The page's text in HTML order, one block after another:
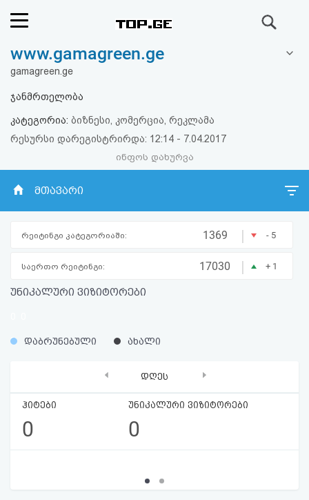
რეიტინგი
ფოსტა
პასუხი
პაროლის
სალიცენზიო
www.gamagreen.ge
gamagreen.ge
ჯანმრთელობა
კატეგორია: ბიზნესი, კომერცია, რეკლამა
რესურსი დარეგისტრირდა: 12:14 - 7.04.2017
ინფოს დახურვა
მთავარი
რეიტინგი კატეგორიაში: 1369 | - 5
საერთო რეიტინგი: 17030 | + 1
უნიკალური ვიზიტორები
%
% დაბრუნებული ახალი
დღეს
ჰიტები
0
უნიკალური ვიზიტორები
0
‹ ›